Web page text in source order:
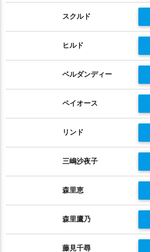
スクルド
ヒルド
ベルダンディー
ペイオース
リンド
三嶋沙夜子
森里恵
森里鷹乃
藤見千尋